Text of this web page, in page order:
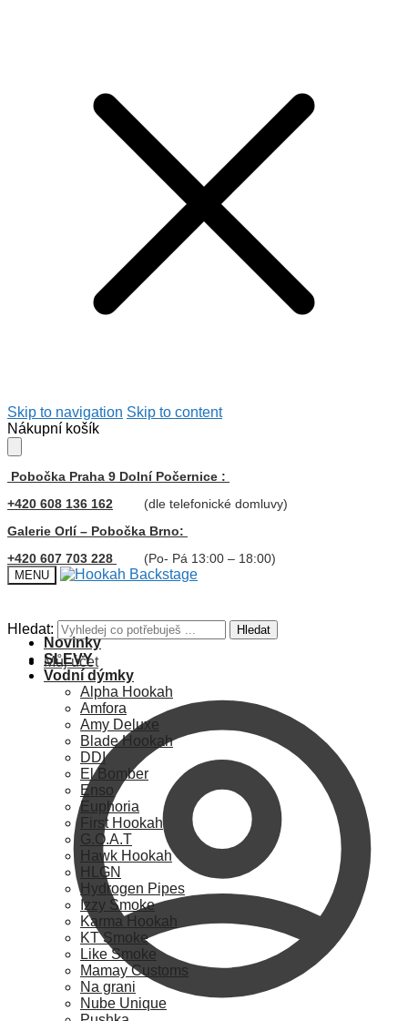
Skip to navigation Skip to content
Nákupní košík
Pobočka Praha 9 Dolní Počernice :
+420 608 136 162
(dle telefonické domluvy)
Galerie Orlí – Pobočka Brno:
+420 607 703 228
(Po- Pá 13:00 – 18:00)
MENU
Hledat: Hledat
Můj účet
Novinky
SLEVY
Vodní dýmky
Alpha Hookah
Amfora
Amy Deluxe
Blade Hookah
DDI
El Bomber
Enso
Euphoria
First Hookah
G.O.A.T
Hawk Hookah
HLGN
Hydrogen Pipes
Izzy Smoke
Karma Hookah
KT Smoke
Like Smoke
Mamay Customs
Na grani
Nube Unique